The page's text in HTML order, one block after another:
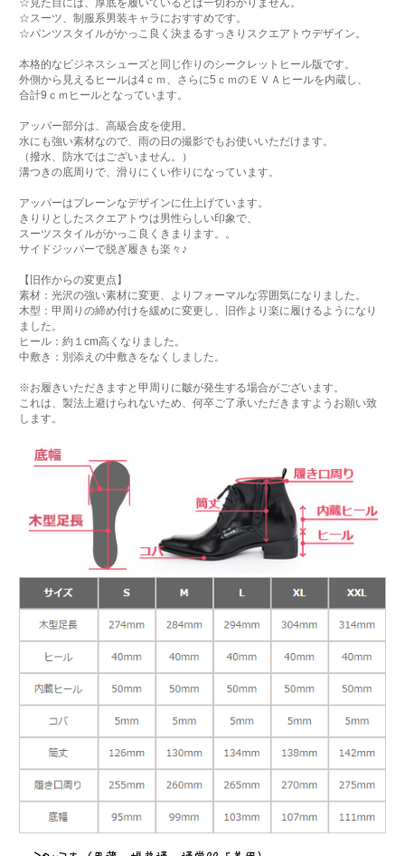
☆見た目には、厚底を履いているとは一切わかりません。
☆スーツ、制服系男装キャラにおすすめです。
☆パンツスタイルがかっこ良く決まるすっきりスクエアトウデザイン。
本格的なビジネスシューズと同じ作りのシークレットヒール版です。
外側から見えるヒールは4ｃｍ、さらに5ｃｍのＥＶＡヒールを内蔵し、
合計9ｃｍヒールとなっています。
アッパー部分は、高級合皮を使用。
水にも強い素材なので、雨の日の撮影でもお使いいただけます。
（撥水、防水ではございません。）
溝つきの底周りで、滑りにくい作りになっています。
アッパーはプレーンなデザインに仕上げています。
きりりとしたスクエアトウは男性らしい印象で、
スーツスタイルがかっこ良くきまります。。
サイドジッパーで脱ぎ履きも楽々♪
【旧作からの変更点】
素材：光沢の強い素材に変更、よりフォーマルな雰囲気になりました。
木型：甲周りの締め付けを緩めに変更し、旧作より楽に履けるようになり
ました。
ヒール：約１cm高くなりました。
中敷き：別添えの中敷きをなくしました。
※お履きいただきますと甲周りに皺が発生する場合がございます。
これは、製法上避けられないため、何卒ご了承いただきますようお願い致
します。